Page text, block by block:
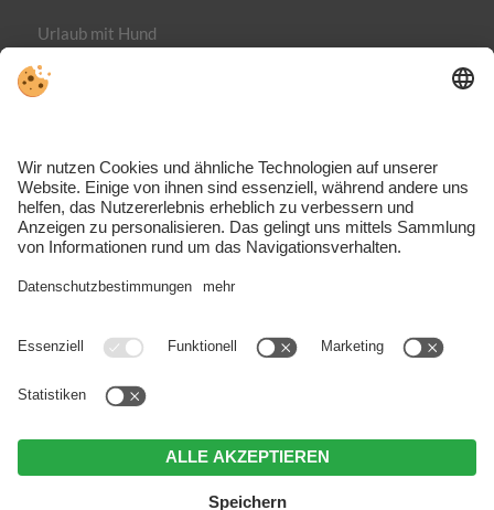
Urlaub mit Hund
MwSt.-Nr. IT02365710215
Individuelle Cookie-Einstellungen
Unterkünfte im Meraner Land – fundiert, inspirierend und direkt
Fehler auftreten. Wir übernehmen keine Gewähr für die Richtigkeit
und Vollständigkeit aller Informationen.
Informieren Sie sich sicherheitshalber nochmals beim Veranstalter vor
Ort über die aktuellen Bedingungen.